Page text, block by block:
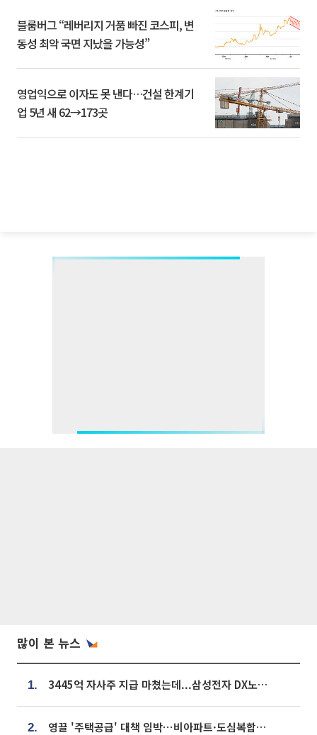
블룸버그 “레버리지 거품 빠진 코스피, 변
동성 최악 국면 지났을 가능성”
영업익으로 이자도 못 낸다…건설 한계기
업 5년 새 62→173곳
많이 본 뉴스
1. 3445억 자사주 지급 마쳤는데...삼성전자 DX노조, 뒤늦은 '떼쓰기 집회'
2. 영끌 '주택공급' 대책 임박⋯비아파트·도심복합까지 총동원